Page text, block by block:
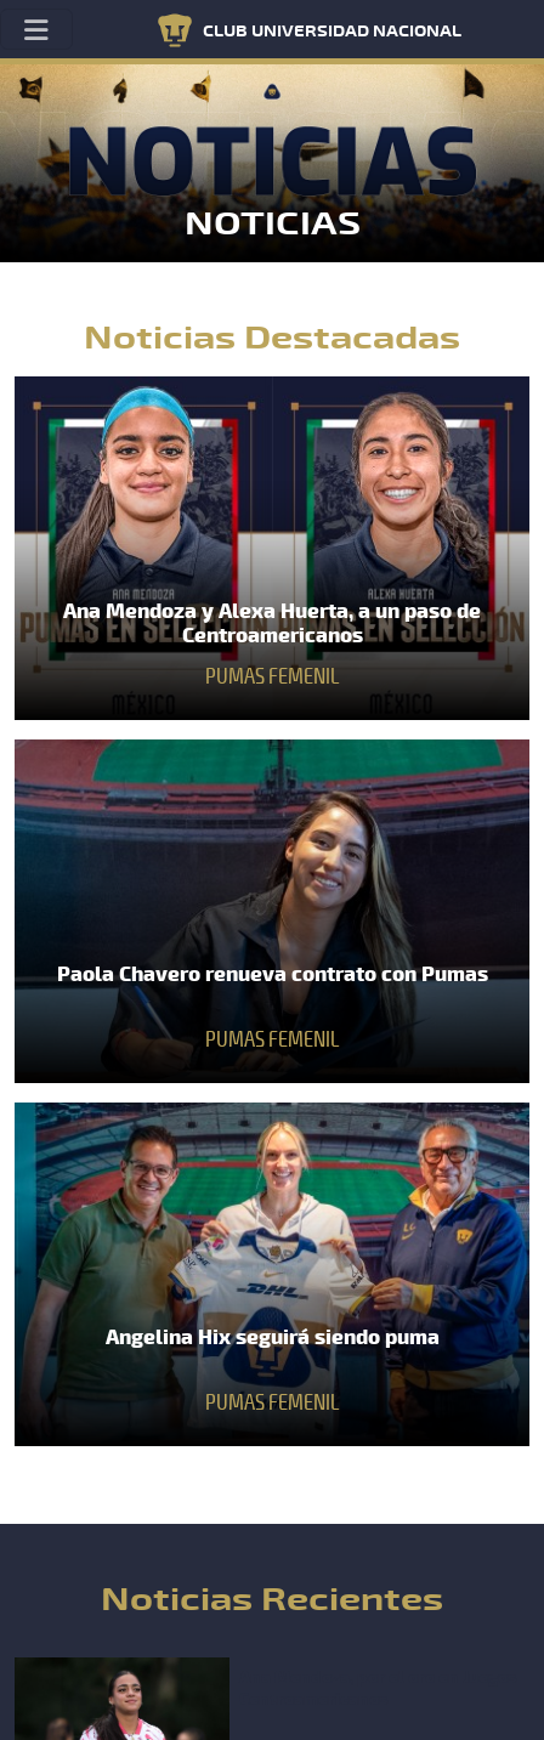
CLUB UNIVERSIDAD NACIONAL
NOTICIAS
Noticias Destacadas
Ana Mendoza y Alexa Huerta, a un paso de
Centroamericanos
PUMAS FEMENIL
Paola Chavero renueva contrato con Pumas
PUMAS FEMENIL
Angelina Hix seguirá siendo puma
PUMAS FEMENIL
Noticias Recientes